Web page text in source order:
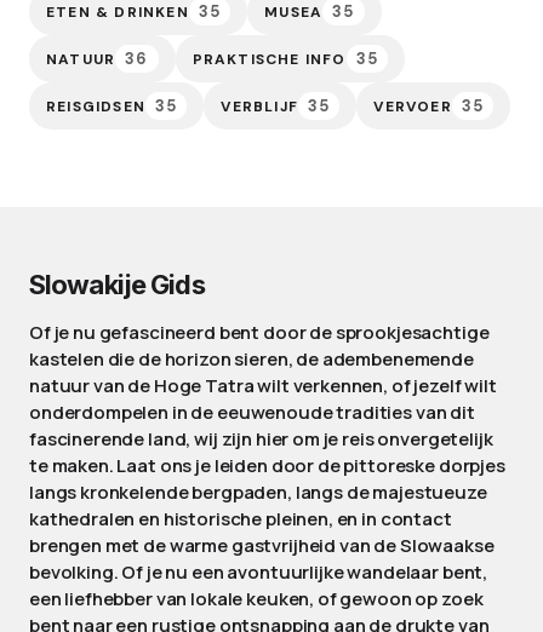
ETEN & DRINKEN 35 MUSEA 35
NATUUR 36 PRAKTISCHE INFO 35
REISGIDSEN 35 VERBLIJF 35 VERVOER 35
Slowakije Gids
Of je nu gefascineerd bent door de sprookjesachtige
kastelen die de horizon sieren, de adembenemende
natuur van de Hoge Tatra wilt verkennen, of jezelf wilt
onderdompelen in de eeuwenoude tradities van dit
fascinerende land, wij zijn hier om je reis onvergetelijk
te maken. Laat ons je leiden door de pittoreske dorpjes
langs kronkelende bergpaden, langs de majestueuze
kathedralen en historische pleinen, en in contact
brengen met de warme gastvrijheid van de Slowaakse
bevolking. Of je nu een avontuurlijke wandelaar bent,
een liefhebber van lokale keuken, of gewoon op zoek
bent naar een rustige ontsnapping aan de drukte van